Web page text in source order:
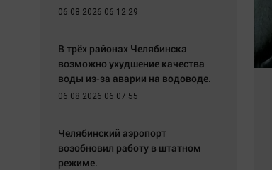
06.08.2026 06:12:29
В трёх районах Челябинска
возможно ухудшение качества
воды из-за аварии на водоводе.
06.08.2026 06:07:55
Челябинский аэропорт
возобновил работу в штатном
режиме.